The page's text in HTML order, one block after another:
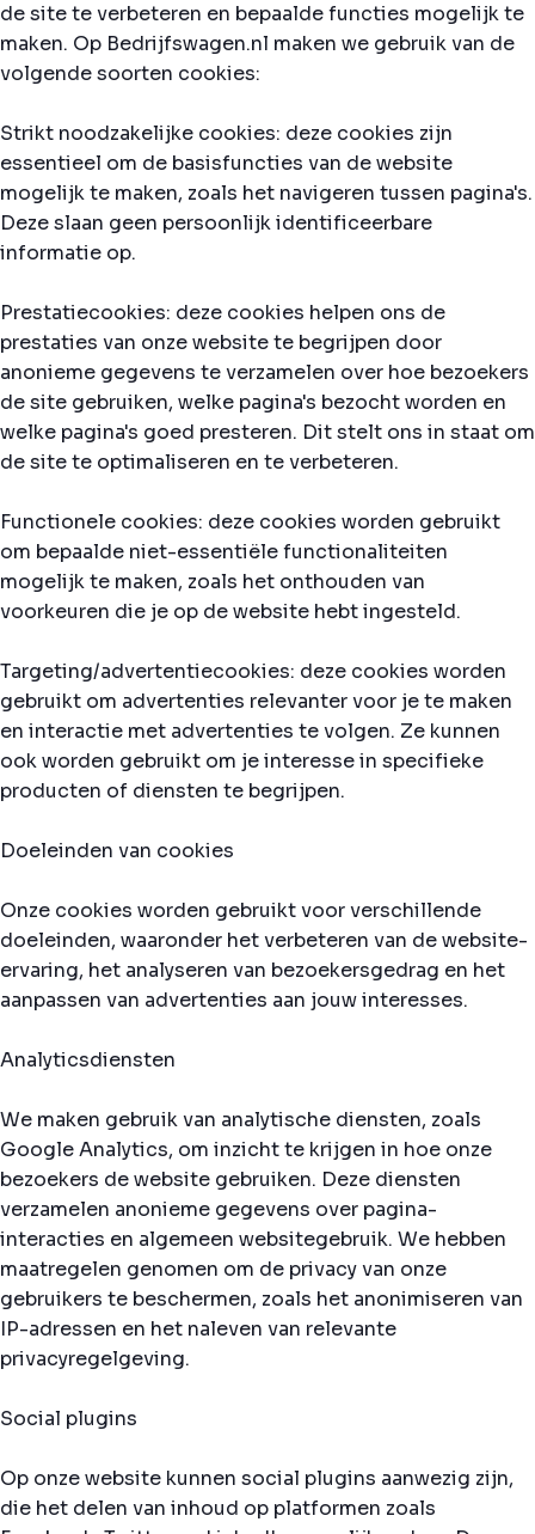
de site te verbeteren en bepaalde functies mogelijk te
maken. Op Bedrijfswagen.nl maken we gebruik van de
volgende soorten cookies:
Strikt noodzakelijke cookies: deze cookies zijn
essentieel om de basisfuncties van de website
mogelijk te maken, zoals het navigeren tussen pagina's.
Deze slaan geen persoonlijk identificeerbare
informatie op.
Prestatiecookies: deze cookies helpen ons de
prestaties van onze website te begrijpen door
anonieme gegevens te verzamelen over hoe bezoekers
de site gebruiken, welke pagina's bezocht worden en
welke pagina's goed presteren. Dit stelt ons in staat om
de site te optimaliseren en te verbeteren.
Functionele cookies: deze cookies worden gebruikt
om bepaalde niet-essentiële functionaliteiten
mogelijk te maken, zoals het onthouden van
voorkeuren die je op de website hebt ingesteld.
Targeting/advertentiecookies: deze cookies worden
gebruikt om advertenties relevanter voor je te maken
en interactie met advertenties te volgen. Ze kunnen
ook worden gebruikt om je interesse in specifieke
producten of diensten te begrijpen.
Doeleinden van cookies
Onze cookies worden gebruikt voor verschillende
doeleinden, waaronder het verbeteren van de website-
ervaring, het analyseren van bezoekersgedrag en het
aanpassen van advertenties aan jouw interesses.
Analyticsdiensten
We maken gebruik van analytische diensten, zoals
Google Analytics, om inzicht te krijgen in hoe onze
bezoekers de website gebruiken. Deze diensten
verzamelen anonieme gegevens over pagina-
interacties en algemeen websitegebruik. We hebben
maatregelen genomen om de privacy van onze
gebruikers te beschermen, zoals het anonimiseren van
IP-adressen en het naleven van relevante
privacyregelgeving.
Social plugins
Op onze website kunnen social plugins aanwezig zijn,
die het delen van inhoud op platformen zoals